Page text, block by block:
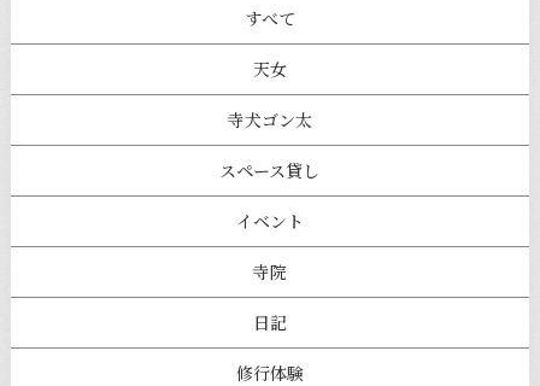
すべて
天女
寺犬ゴン太
スペース貸し
イベント
寺院
日記
修行体験